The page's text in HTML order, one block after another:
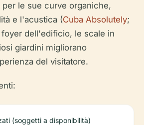
per le sue curve organiche,
e l'acustica (Cuba Absolutely;
foyer dell'edificio, le scale in
giardini migliorano
del visitatore.
(soggetti a disponibilità)